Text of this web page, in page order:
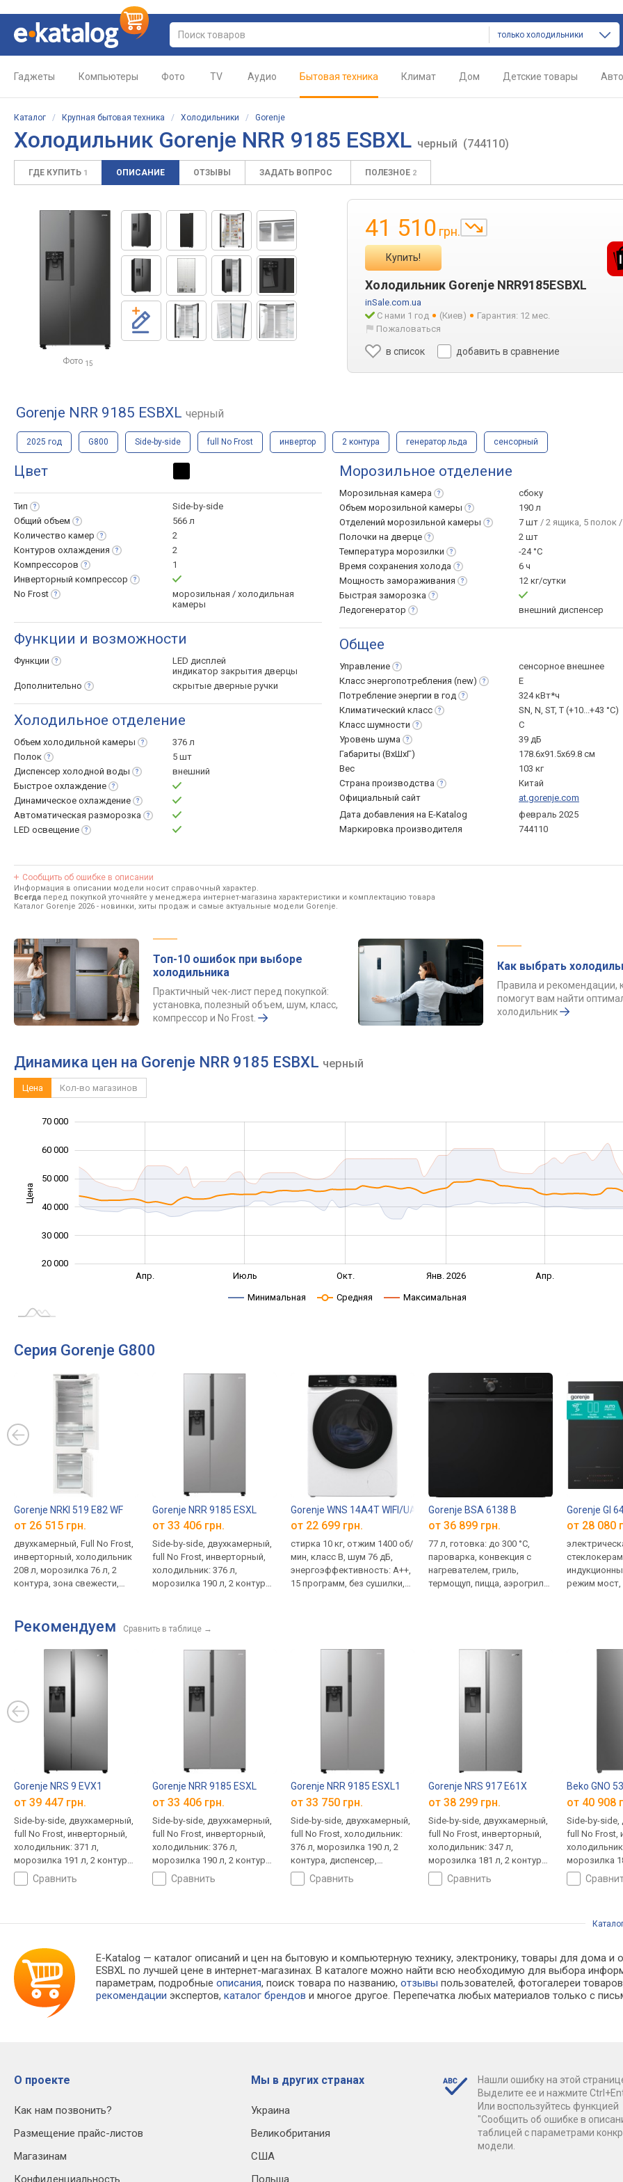
только холодильники
Гаджеты Компьютеры Фото TV Аудио Бытовая техника Климат Дом Детские товары Авто
Каталог / Крупная бытовая техника / Холодильники / Gorenje
Холодильник Gorenje NRR 9185 ESBXL черный (744110)
ГДЕ КУПИТЬ 1 ОПИСАНИЕ ОТЗЫВЫ ЗАДАТЬ ВОПРОС ПОЛЕЗНОЕ 2
Фото 15
41 510 грн.
Купить!
Холодильник Gorenje NRR9185ESBXL
inSale.com.ua
С нами 1 год
(Киев)
Гарантия: 12 мес.
Пожаловаться
в список добавить в сравнение
Gorenje NRR 9185 ESBXL черный
2025 год G800 Side-by-side full No Frost инвертор 2 контура генератор льда сенсорный
Цвет
Тип
Side-by-side
Общий объем
566 л
Количество камер
2
Контуров охлаждения
2
Компрессоров
1
Инверторный компрессор
No Frost
морозильная / холодильная
камеры
Функции и возможности
Функции
LED дисплей
индикатор закрытия дверцы
Дополнительно
скрытые дверные ручки
Холодильное отделение
Объем холодильной камеры
376 л
Полок
5 шт
Диспенсер холодной воды
внешний
Быстрое охлаждение
Динамическое охлаждение
Автоматическая разморозка
LED освещение
Морозильное отделение
Морозильная камера
сбоку
Объем морозильной камеры
190 л
Отделений морозильной камеры 7 шт / 2 ящика, 5 полок /
Полочки на дверце
2 шт
Температура морозилки
-24 °C
Время сохранения холода
6 ч
Мощность замораживания
12 кг/сутки
Быстрая заморозка
Ледогенератор
внешний диспенсер
Общее
Управление
сенсорное внешнее
Класс энергопотребления (new)
E
Потребление энергии в год
324 кВт*ч
Климатический класс
SN, N, ST, T (+10...+43 °С)
Класс шумности
C
Уровень шума
39 дБ
Габариты (ВхШхГ)
178.6х91.5х69.8 см
Вес
103 кг
Страна производства
Китай
Официальный сайт
at.gorenje.com
Дата добавления на E-Katalog
февраль 2025
Маркировка производителя
744110
Сообщить об ошибке в описании
Информация в описании модели носит справочный характер.
Всегда перед покупкой уточняйте у менеджера интернет-магазина характеристики и комплектацию товара
Каталог Gorenje 2026 - новинки, хиты продаж и самые актуальные модели Gorenje.
Топ-10 ошибок при выборе
холодильника
Практичный чек-лист перед покупкой:
установка, полезный объем, шум, класс,
компрессор и No Frost.
Как выбрать
Правила и рекомендации,
помогут вам найти
холодильник
Динамика цен на Gorenje NRR 9185 ESBXL черный
Цена Кол-во магазинов
Цена
20 000
30 000
40 000
50 000
60 000
70 000
Апр. Июль Окт. Янв. 2026 Апр.
Минимальная Средняя Максимальная
Серия Gorenje G800
Gorenje NRKI 519 E82 WF
от 26 515 грн.
двухкамерный, Full No Frost,
инверторный, холодильник
208 л, морозилка 76 л, 2
контура, зона свежести,
бутылок, слим-полка,
управление через Интернет,
класс E, шум 35 дБ,
Gorenje NRR 9185 ESXL
от 33 406 грн.
Side-by-side, двухкамерный,
full No Frost, инверторный,
холодильник: 376 л,
морозилка 190 л, 2 контура,
39 дБ, 178.6х91.5х69.8 см
Gorenje WNS 14A4T WIFI/UA
от 22 699 грн.
стирка 10 кг, отжим 1400 об/
мин, класс B, шум 76 дБ,
энергоэффективность: A++,
15 программ, без сушилки,
Gorenje BSA 6138 B
от 36 899 грн.
77 л, готовка: до 300 °C,
пароварка, конвекция с
нагревателем, гриль,
термощуп, пицца, аэрогриль,
направляющие
Gorenje GI
от 28 080
режим мост,
Рекомендуем Сравнить в таблице →
Gorenje NRS 9 EVX1
от 39 447 грн.
Side-by-side, двухкамерный,
full No Frost, инверторный,
холодильник: 371 л,
морозилка 191 л, 2 контура,
полка для бутылок,
диспенсер, генератор льда,
сравнить
Gorenje NRR 9185 ESXL
от 33 406 грн.
Side-by-side, двухкамерный,
full No Frost, инверторный,
холодильник: 376 л,
морозилка 190 л, 2 контура,
диспенсер, генератор льда,
энергопотребление E, шум
сравнить
Gorenje NRR 9185 ESXL1
от 33 750 грн.
Side-by-side, двухкамерный,
full No Frost, холодильник:
376 л, морозилка 190 л, 2
контура, диспенсер,
генератор льда,
энергопотребление E, шум
сравнить
Gorenje NRS 917 E61X
от 38 299 грн.
Side-by-side, двухкамерный,
full No Frost, инверторный,
холодильник: 347 л,
морозилка 181 л, 2 контура,
диспенсер, генератор льда,
энергопотребление E, шум
сравнить
Beko GNO
от 40 908
Side-by-side,
full No Frost,
морозилка
39 дБ,
E-Katalog — каталог описаний и цен на бытовую и компьютерную технику, электронику, товары для дома и
ESBXL по лучшей цене в интернет-магазинах. В каталоге можно найти всю необходимую для выбора
параметрам, подробныеописания, поиск товара по названию,отзывы пользователей, фотогалереи
рекомендации экспертов,каталог брендов и многое другое. Перепечатка любых материалов только с
О проекте
Как нам позвонить?
Размещение прайс-листов
Магазинам
Конфиденциальность
Мы в других странах
Украина
Великобритания
США
Польша
Нашли ошибку на этой
Выделите ее и нажмите
Или воспользуйтесь функцией
"Сообщить об ошибке в
таблицей с параметрами
модели.